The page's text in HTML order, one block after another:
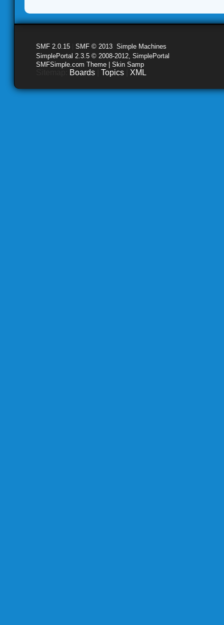
SMF 2.0.15 SMF © 2013 Simple Machines
SimplePortal 2.3.5 © 2008-2012, SimplePortal
SMFSimple.com Theme | Skin Samp
Boards Topics XML